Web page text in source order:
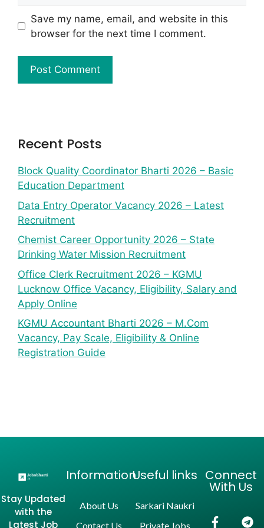
Save my name, email, and website in this
browser for the next time I comment.
Recent Posts
Block Quality Coordinator Bharti 2026 – Basic
Education Department
Data Entry Operator Vacancy 2026 – Latest
Recruitment
Chemist Career Opportunity 2026 – State
Drinking Water Mission Recruitment
Office Clerk Recruitment 2026 – KGMU
Lucknow Office Vacancy, Eligibility, Salary and
Apply Online
KGMU Accountant Bharti 2026 – M.Com
Vacancy, Pay Scale, Eligibility & Online
Registration Guide
Stay Updated
with the
Latest Job
Information
About Us
Contact Us
Useful links
Sarkari Naukri
Private Jobs
Connect
With Us